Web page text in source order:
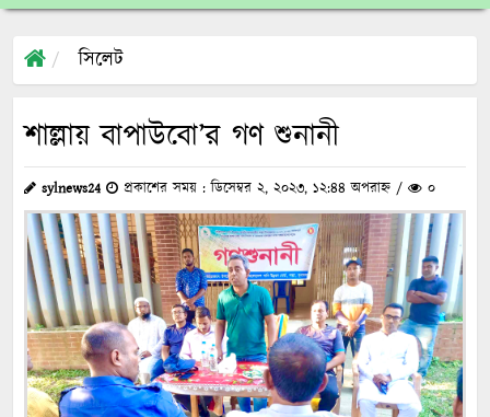
সিলেট
শাল্লায় বাপাউবো’র গণ শুনানী
sylnews24 প্রকাশের সময় : ডিসেম্বর ২, ২০২৩, ১২:৪৪ অপরাহ্ন / ০